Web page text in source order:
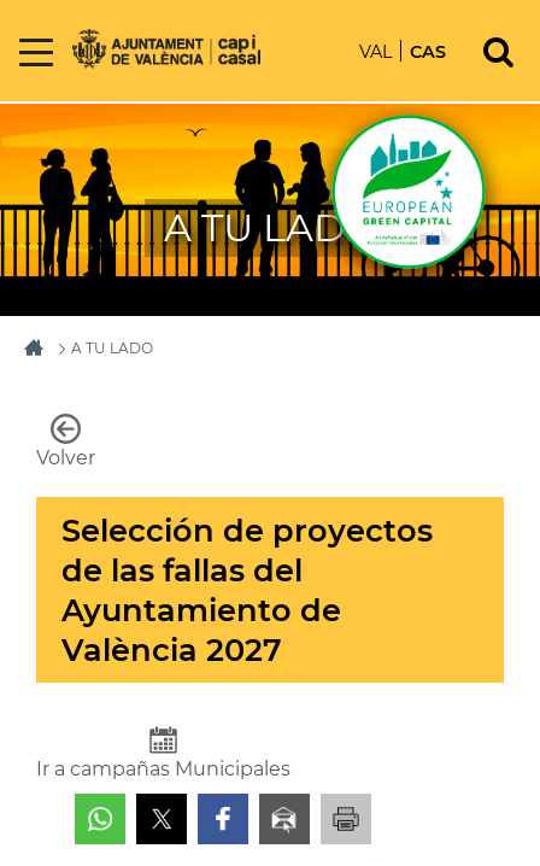
VAL CAS
A TU LADO
A TU LADO
Volver
Selección de proyectos
de las fallas del
Ayuntamiento de
València 2027
Ir a campañas Municipales